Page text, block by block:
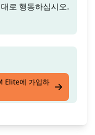
로 행동하십시오.
Elite에 가입하